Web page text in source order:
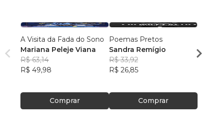
A Visita da Fada do Sono
Mariana Peleje Viana
R$ 63,14
R$ 49,98
Comprar
Poemas Pretos
Sandra Remígio
R$ 33,92
R$ 26,85
Comprar
Onde